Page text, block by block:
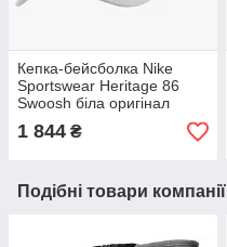
Кепка-бейсболка Nike
Sportswear Heritage 86
Swoosh біла оригінал
(DC4022-100)
1 844 ₴
Подібні товари компанії